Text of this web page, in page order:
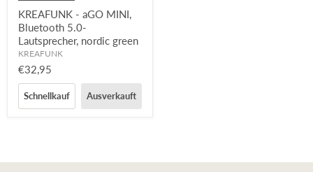
KREAFUNK - aGO MINI,
Bluetooth 5.0-
Lautsprecher, nordic green
KREAFUNK
€32,95
Schnellkauf Ausverkauft